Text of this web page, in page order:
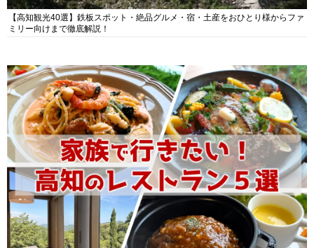
【高知観光40選】鉄板スポット・絶品グルメ・宿・土産をおひとり様からファ
ミリー向けまで徹底解説！